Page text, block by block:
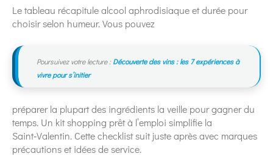
Le tableau récapitule alcool aphrodisiaque et durée pour
choisir selon humeur. Vous pouvez
Poursuivez votre lecture : Découverte des vins : les 7 expériences à
vivre pour s’initier
préparer la plupart des ingrédients la veille pour gagner du
temps. Un kit shopping prêt à l’emploi simplifie la
Saint‑Valentin. Cette checklist suit juste après avec marques
précautions et idées de service.